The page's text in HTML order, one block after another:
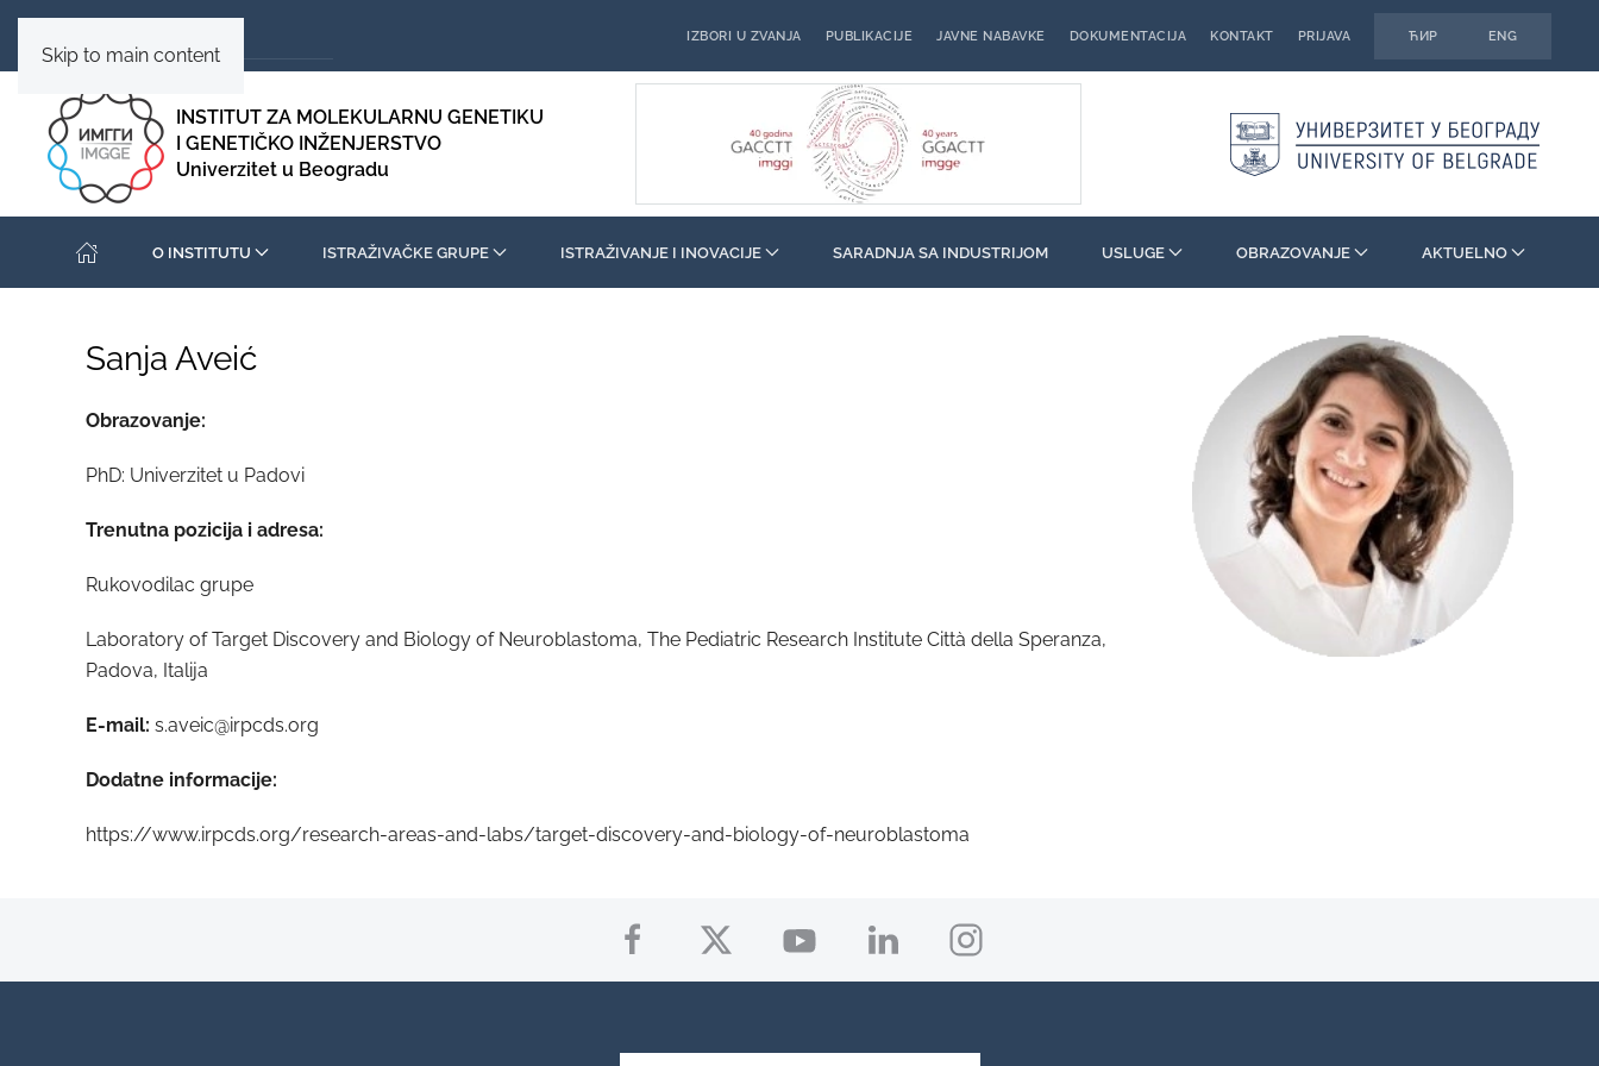
Skip to main content
IZBORI U ZVANJA PUBLIKACIJE JAVNE NABAVKE DOKUMENTACIJA KONTAKT PRIJAVA ЋИР ENG
INSTITUT ZA MOLEKULARNU GENETIKU
I GENETIČKO INŽENJERSTVO
Univerzitet u Beogradu
O INSTITUTU ISTRAŽIVAČKE GRUPE ISTRAŽIVANJE I INOVACIJE SARADNJA SA INDUSTRIJOM USLUGE OBRAZOVANJE AKTUELNO
Sanja Aveić
Obrazovanje:
PhD: Univerzitet u Padovi
Trenutna pozicija i adresa:
Rukovodilac grupe
Laboratory of Target Discovery and Biology of Neuroblastoma, The Pediatric Research Institute Città della Speranza,
Padova, Italija
E-mail: s.aveic@irpcds.org
Dodatne informacije:
https://www.irpcds.org/research-areas-and-labs/target-discovery-and-biology-of-neuroblastoma